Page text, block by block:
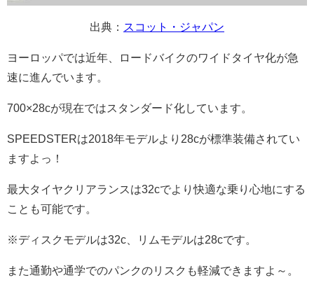
出典： スコット・ジャパン
ヨーロッパでは近年、ロードバイクのワイドタイヤ化が急
速に進んでいます。
700×28cが現在ではスタンダード化しています。
SPEEDSTERは2018年モデルより28cが標準装備されてい
ますよっ！
最大タイヤクリアランスは32cでより快適な乗り心地にする
ことも可能です。
※ディスクモデルは32c、リムモデルは28cです。
また通勤や通学でのパンクのリスクも軽減できますよ～。